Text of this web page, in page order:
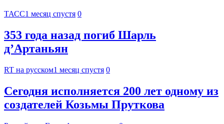
ТАСС1 месяц спустя 0
353 года назад погиб Шарль
д’Артаньян
RT на русском1 месяц спустя 0
Сегодня исполняется 200 лет одному из
создателей Козьмы Пруткова